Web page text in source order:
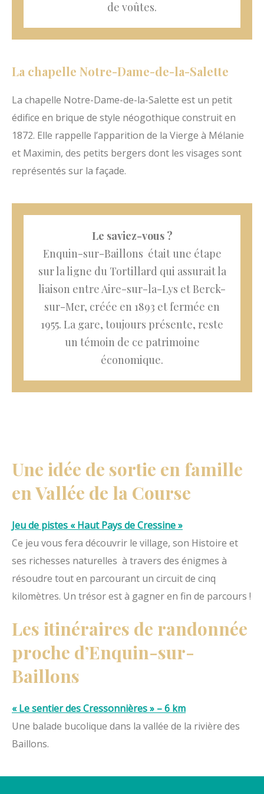
de voûtes.
La chapelle Notre-Dame-de-la-Salette
La chapelle Notre-Dame-de-la-Salette est un petit
édifice en brique de style néogothique construit en
1872. Elle rappelle l’apparition de la Vierge à Mélanie
et Maximin, des petits bergers dont les visages sont
représentés sur la façade.
Le saviez-vous ?
Enquin-sur-Baillons était une étape
sur la ligne du Tortillard qui assurait la
liaison entre Aire-sur-la-Lys et Berck-
sur-Mer, créée en 1893 et fermée en
1955. La gare, toujours présente, reste
un témoin de ce patrimoine
économique.
Une idée de sortie en famille
en Vallée de la Course
Jeu de pistes « Haut Pays de Cressine »
Ce jeu vous fera découvrir le village, son Histoire et
ses richesses naturelles à travers des énigmes à
résoudre tout en parcourant un circuit de cinq
kilomètres. Un trésor est à gagner en fin de parcours !
Les itinéraires de randonnée
proche d’Enquin-sur-
Baillons
« Le sentier des Cressonnières » – 6 km
Une balade bucolique dans la vallée de la rivière des
Baillons.